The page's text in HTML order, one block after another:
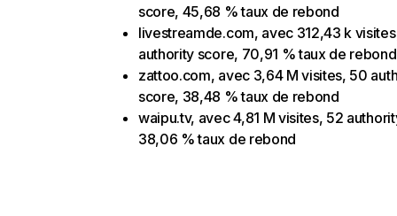
score, 45,68 % taux de rebond
livestreamde.com, avec 312,43 k
authority score, 70,91 % taux de rebond
zattoo.com, avec 3,64 M visites, 50
score, 38,48 % taux de rebond
waipu.tv, avec 4,81 M visites, 52
38,06 % taux de rebond